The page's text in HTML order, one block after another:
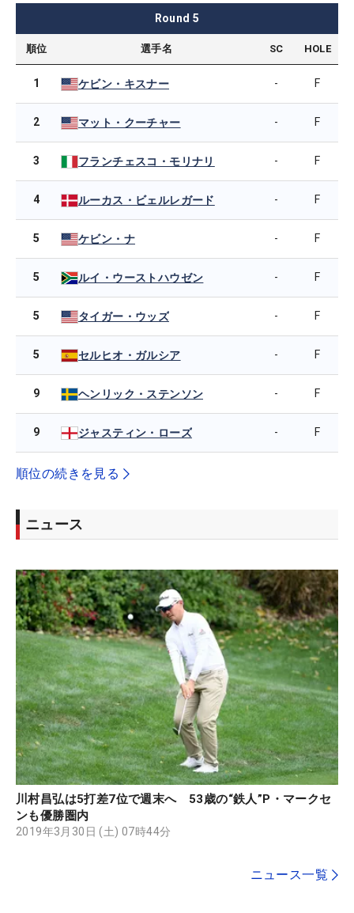
Round 5
順位 選手名 SC HOLE
1 ケビン・キスナー - F
2 マット・クーチャー - F
3 フランチェスコ・モリナリ - F
4 ルーカス・ビェルレガード - F
5 ケビン・ナ - F
5 ルイ・ウーストハウゼン - F
5 タイガー・ウッズ - F
5 セルヒオ・ガルシア - F
9 ヘンリック・ステンソン - F
9 ジャスティン・ローズ - F
順位の続きを見る
ニュース
川村昌弘は5打差7位で週末へ 53歳の“鉄人”P・マークセ
ンも優勝圏内
2019年3月30日 (土) 07時44分
ニュース一覧